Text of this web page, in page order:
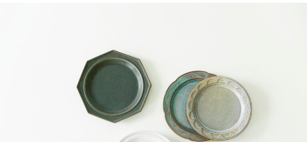
2026年4月号「未来をつくる、学びの教科書。」
2026年3月号「スイーツ予想図 2026」
2026年2月号「良運を掴む 新・開運術。」